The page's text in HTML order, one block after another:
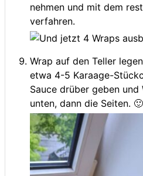
nehmen und mit dem
verfahren.
Wrap auf den Teller
etwa 4-5 Karaage-
Sauce drüber geben und
unten, dann die Seiten. 🙂